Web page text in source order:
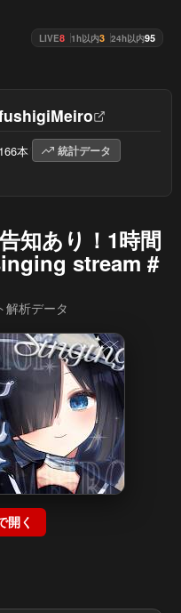
LIVE8 1h以内3 24h以内95
166本
統計データ
知あり！1時間
stream‪‪‪ #
解析データ
開く